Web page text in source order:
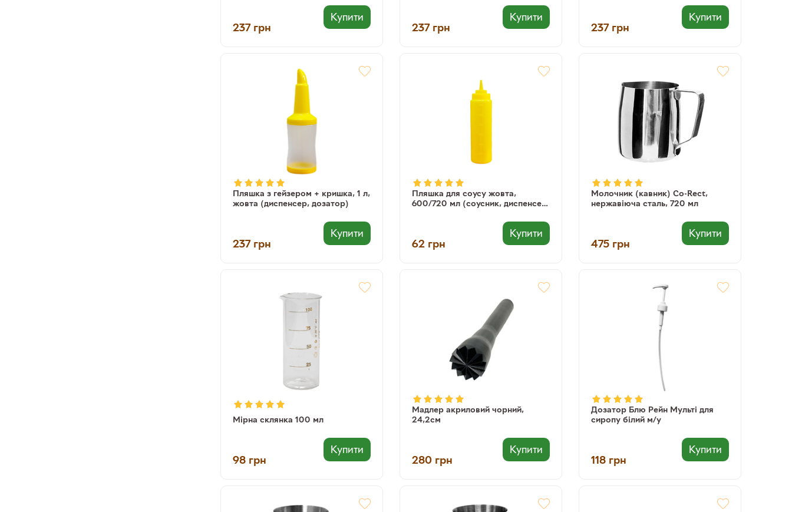
237 грн
Купити
237 грн
Купити
237 грн
Купити
Пляшка з гейзером + кришка, 1 л,
жовта (диспенсер, дозатор)
237 грн
Купити
Пляшка для соусу жовта,
600/720 мл (соусник, диспенсер,
62 грн
Купити
Молочник (кавник) Co-Rect,
нержавіюча сталь, 720 мл
475 грн
Купити
Мірна склянка 100 мл
98 грн
Купити
Мадлер акриловий чорний,
24,2см
280 грн
Купити
Дозатор Блю Рейн Мульті для
сиропу білий м/у
118 грн
Купити